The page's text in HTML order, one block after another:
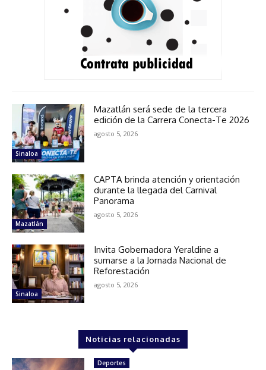
Sinaloa
Mazatlán será sede de la tercera
edición de la Carrera Conecta-Te 2026
agosto 5, 2026
Mazatlán
CAPTA brinda atención y orientación
durante la llegada del Carnival
Panorama
agosto 5, 2026
Sinaloa
Invita Gobernadora Yeraldine a
sumarse a la Jornada Nacional de
Reforestación
agosto 5, 2026
Noticias relacionadas
Deportes